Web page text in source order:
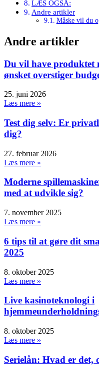
LÆS OGSÅ:
Andre artikler
Måske vil du
Andre artikler
Du vil have produktet
ønsket overstiger
25. juni 2026
Læs mere »
Test dig selv: Er
dig?
27. februar 2026
Læs mere »
Moderne
med at udvikle sig?
7. november 2025
Læs mere »
6 tips til at gøre dit
2025
8. oktober 2025
Læs mere »
Live kasinoteknologi i
8. oktober 2025
Læs mere »
Serielån: Hvad er det,